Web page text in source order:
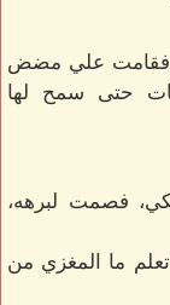
فقامت علي مضض
حتى سمح لها
فصمت لبرهه،
ما المغزي من